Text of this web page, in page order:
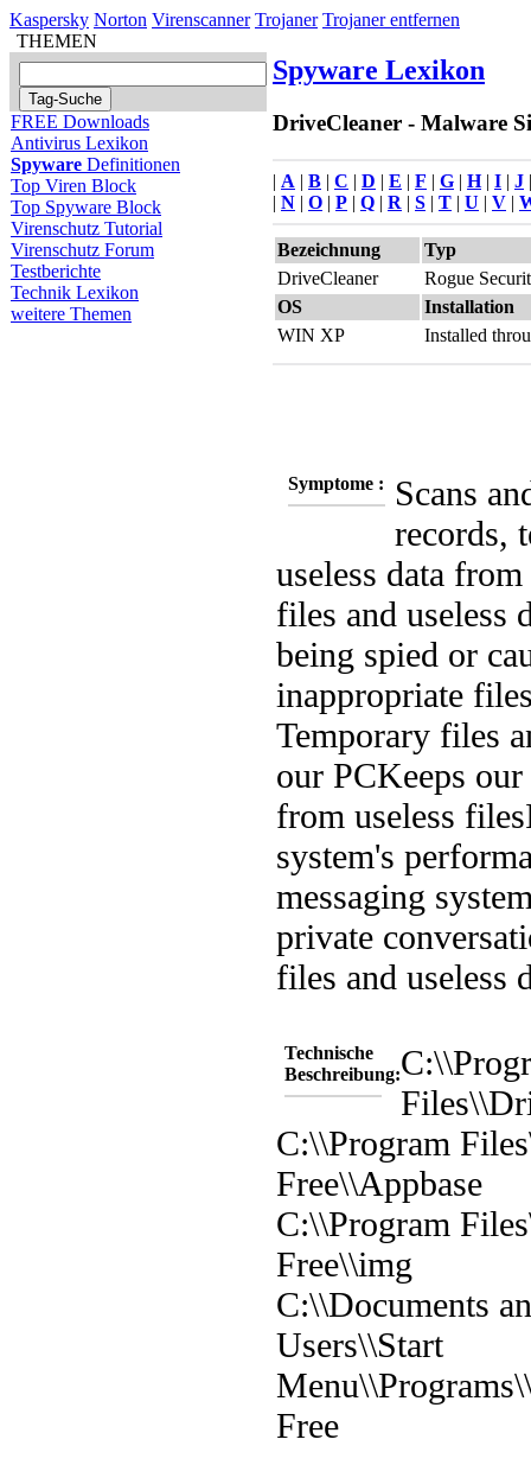
Kaspersky Norton Virenscanner Trojaner Trojaner entfernen
THEMEN
FREE Downloads
Antivirus Lexikon
Spyware Definitionen
Top Viren Block
Top Spyware Block
Virenschutz Tutorial
Virenschutz Forum
Testberichte
Technik Lexikon
weitere Themen
Spyware Lexikon
DriveCleaner - Malware
| A | B | C | D | E | F | G | H| I | J
| N | O | P | Q | R | S | T | U | V |
Bezeichnung
Typ
DriveCleaner
Rogue
OS
Installation
WIN XP
Installed
Symptome :
Scans
records,
useless data
files and useless
being spied or
inappropriate
Temporary files
our PCKeeps
from useless files
system's
messaging
private
files and useless
Technische
Beschreibung:
C:\\Program
Free\\Appbase
C:\\Program
Free\\img
C:\\Documents
Users\\Start
Free